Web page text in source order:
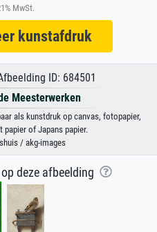
MwSt.
kunstafdruk
ID: 684501
Meesterwerken
als kunstdruk op canvas, fotopapier,
of Japans papier.
/ akg-images
deze afbeelding